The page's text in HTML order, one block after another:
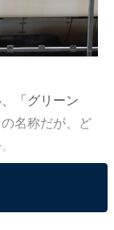
「グリーン
名称だが、ど
る。